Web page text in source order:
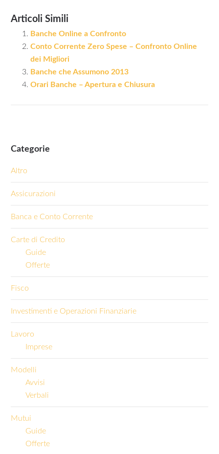
Articoli Simili
Banche Online a Confronto
Conto Corrente Zero Spese – Confronto Online
dei Migliori
Banche che Assumono 2013
Orari Banche – Apertura e Chiusura
Categorie
Altro
Assicurazioni
Banca e Conto Corrente
Carte di Credito
Guide
Offerte
Fisco
Investimenti e Operazioni Finanziarie
Lavoro
Imprese
Modelli
Avvisi
Verbali
Mutui
Guide
Offerte